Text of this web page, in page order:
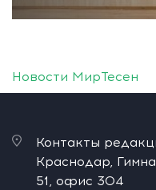
Новости МирТесен
Контакты
Краснодар,
51, офис 304